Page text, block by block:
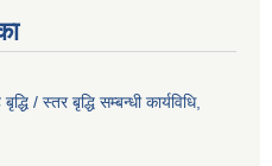
/ स्तर बृद्धि सम्बन्धी कार्यविधि,